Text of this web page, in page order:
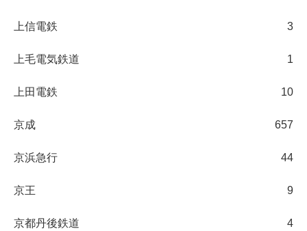
上信電鉄 3
上毛電気鉄道 1
上田電鉄 10
京成 657
京浜急行 44
京王 9
京都丹後鉄道 4